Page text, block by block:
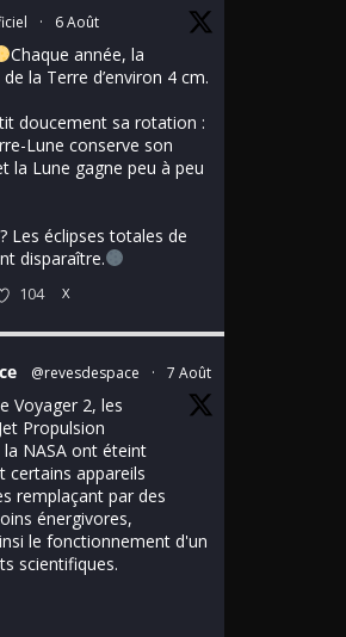
· 6 Août
Chaque année, la
de la Terre d’environ 4 cm.
doucement sa rotation :
Lune conserve son
la Lune gagne peu à peu
Les éclipses totales de
disparaître.
104 X
@revesdespace · 7 Août
Voyager 2, les
Propulsion
NASA ont éteint
certains appareils
remplaçant par des
énergivores,
le fonctionnement d'un
scientifiques.